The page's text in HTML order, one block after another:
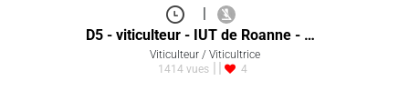
|
D5 - viticulteur - IUT de Roanne - …
Viticulteur / Viticultrice
1414 vues
4